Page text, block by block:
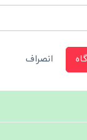
انصراف